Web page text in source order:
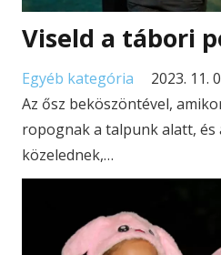
Viseld a tábori
Egyéb kategória
2023. 11.
Az ősz beköszöntével,
ropognak a talpunk alatt, és
közelednek,…